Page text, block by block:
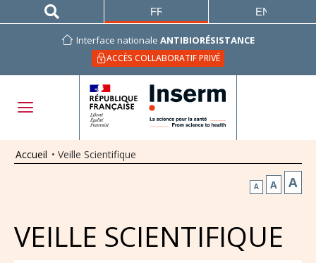
Interface nationale ANTIBIORÉSISTANCE
ACCÈS COLLABORATIF PRIVÉ
FRANÇAIS ENGLISH
Accueil • Veille Scientifique
A A A
VEILLE SCIENTIFIQUE